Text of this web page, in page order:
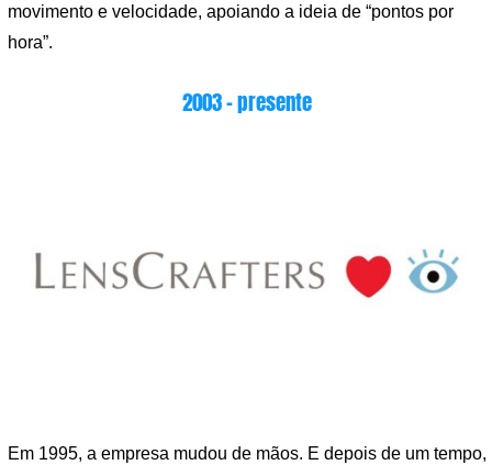
movimento e velocidade, apoiando a ideia de “pontos por
hora”.
2003 – presente
Em 1995, a empresa mudou de mãos. E depois de um tempo,